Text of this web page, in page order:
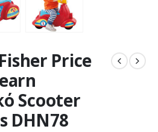
Price
Scooter
DHN78